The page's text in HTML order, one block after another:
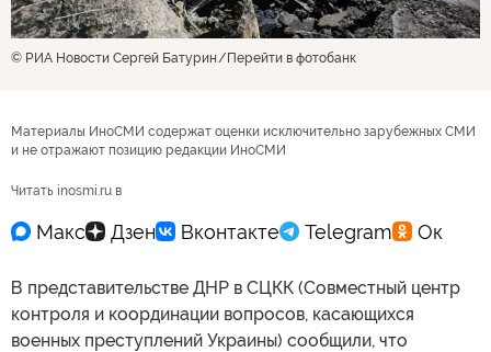
© РИА Новости Сергей Батурин Перейти в фотобанк
Материалы ИноСМИ содержат оценки исключительно зарубежных СМИ
и не отражают позицию редакции ИноСМИ
Читать inosmi.ru в
В представительстве ДНР в СЦКК (Совместный центр
контроля и координации вопросов, касающихся
военных преступлений Украины) сообщили, что